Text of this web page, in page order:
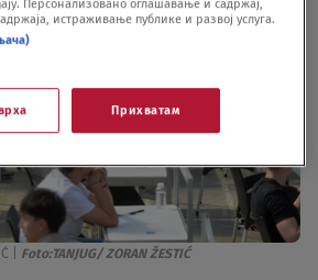
Foto:TANJUG/ ZORAN ŽESTIĆ
Персонализовано оглашавање и садржај,
истраживање публике и развој услуга.
Прихватам